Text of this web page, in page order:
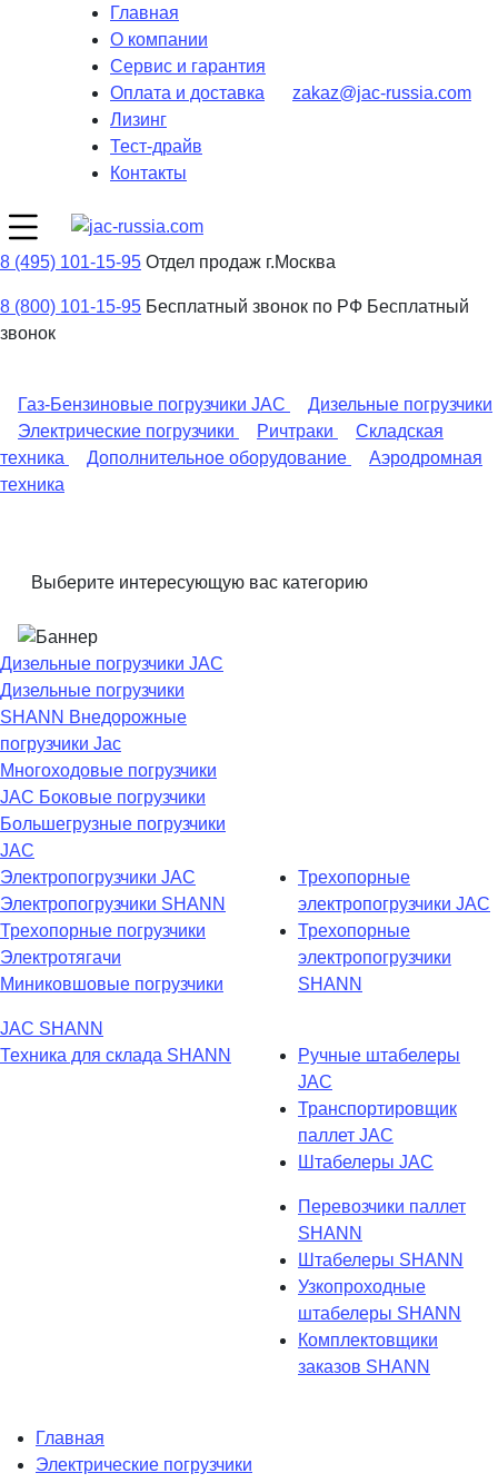
Главная
О компании
Сервис и гарантия
Оплата и доставка
Лизинг
Тест-драйв
Контакты
zakaz@jac-russia.com
8 (495) 101-15-95 Отдел продаж г.Москва
8 (800) 101-15-95 Бесплатный звонок по РФ Бесплатный
звонок
Газ-Бензиновые погрузчики JAC
Дизельные погрузчики
Электрические погрузчики
Ричтраки
Складская
техника
Дополнительное оборудование
Аэродромная
техника
Выберите интересующую вас категорию
Дизельные погрузчики JAC
Дизельные погрузчики
SHANN Внедорожные
погрузчики Jac
Многоходовые погрузчики
JAC Боковые погрузчики
Большегрузные погрузчики
JAC
Электропогрузчики JAC
Электропогрузчики SHANN
Трехопорные погрузчики
Электротягачи
Миниковшовые погрузчики
Трехопорные
электропогрузчики JAC
Трехопорные
электропогрузчики
SHANN
JAC SHANN
Техника для склада SHANN
Ручные штабелеры
JAC
Транспортировщик
паллет JAC
Штабелеры JAC
Перевозчики паллет
SHANN
Штабелеры SHANN
Узкопроходные
штабелеры SHANN
Комплектовщики
заказов SHANN
Главная
Электрические погрузчики